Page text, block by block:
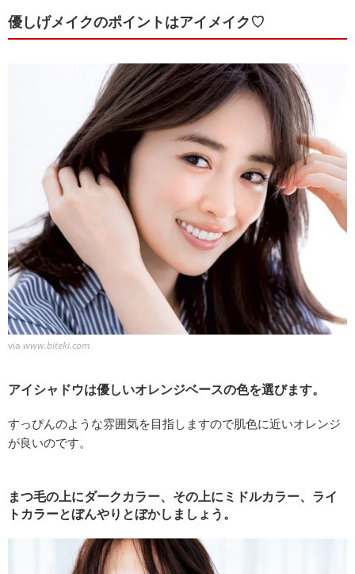
優しげメイクのポイントはアイメイク♡
via www.biteki.com
アイシャドウは優しいオレンジベースの色を選びます。
すっぴんのような雰囲気を目指しますので肌色に近いオレンジ
が良いのです。
まつ毛の上にダークカラー、その上にミドルカラー、ライ
トカラーとぼんやりとぼかしましょう。